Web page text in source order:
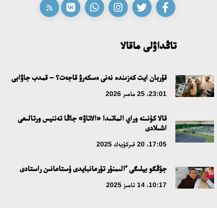
تاڭداۋلى ماقالا
قۇربان ايت كەزىندە نەنى ەسكەرۋ قاجەت؟ – قمدب جاۋابى
23:01، 25 مامىر 2026
قالا كۇنىنە وراي الماتىدا «الاتاۋ» جاڭا تەننيس ورتالىعى
اشىلادى
17:05، 20 قىركۇيەك 2025
جۇڭگو بيلىگى ءالىمنۇر تۇرعانبايدى ۇستاعانىن راستادى
10:17، 14 تامىز 2025